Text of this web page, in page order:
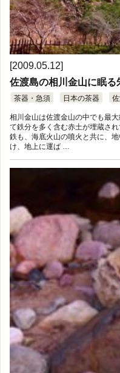
[2009.05.12]
佐渡島の相川金山に眠る
茶器・急須 日本の茶器
相川金山は佐渡金山の中でも最
て鉄分を多く含む赤土が埋蔵さ
鉄も、海底火山の噴火と共に、
け、地上に運ば …